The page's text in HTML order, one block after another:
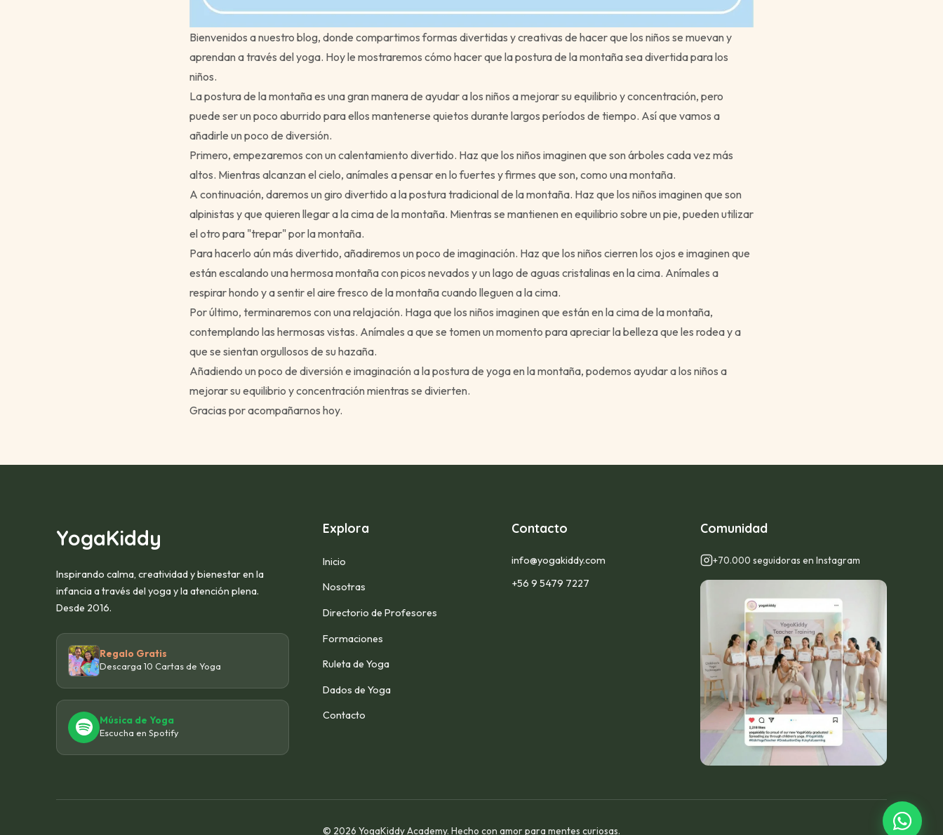
Bienvenidos a nuestro blog, donde compartimos formas divertidas y creativas de hacer que los niños se muevan y
aprendan a través del yoga. Hoy le mostraremos cómo hacer que la postura de la montaña sea divertida para los
niños.
La postura de la montaña es una gran manera de ayudar a los niños a mejorar su equilibrio y concentración, pero
puede ser un poco aburrido para ellos mantenerse quietos durante largos períodos de tiempo. Así que vamos a
añadirle un poco de diversión.
Primero, empezaremos con un calentamiento divertido. Haz que los niños imaginen que son árboles cada vez más
altos. Mientras alcanzan el cielo, anímales a pensar en lo fuertes y firmes que son, como una montaña.
A continuación, daremos un giro divertido a la postura tradicional de la montaña. Haz que los niños imaginen que son
alpinistas y que quieren llegar a la cima de la montaña. Mientras se mantienen en equilibrio sobre un pie, pueden utilizar
el otro para "trepar" por la montaña.
Para hacerlo aún más divertido, añadiremos un poco de imaginación. Haz que los niños cierren los ojos e imaginen que
están escalando una hermosa montaña con picos nevados y un lago de aguas cristalinas en la cima. Anímales a
respirar hondo y a sentir el aire fresco de la montaña cuando lleguen a la cima.
Por último, terminaremos con una relajación. Haga que los niños imaginen que están en la cima de la montaña,
contemplando las hermosas vistas. Anímales a que se tomen un momento para apreciar la belleza que les rodea y a
que se sientan orgullosos de su hazaña.
Añadiendo un poco de diversión e imaginación a la postura de yoga en la montaña, podemos ayudar a los niños a
mejorar su equilibrio y concentración mientras se divierten.
Gracias por acompañarnos hoy.
YogaKiddy
Inspirando calma, creatividad y bienestar en la
infancia a través del yoga y la atención plena.
Desde 2016.
Regalo Gratis
Descarga 10 Cartas de Yoga
Música de Yoga
Escucha en Spotify
Explora
Inicio
Nosotras
Directorio de Profesores
Formaciones
Ruleta de Yoga
Dados de Yoga
Contacto
Contacto
info@yogakiddy.com
+56 9 5479 7227
Comunidad
+70.000 seguidoras en Instagram
© 2026 YogaKiddy Academy. Hecho con amor para mentes curiosas.